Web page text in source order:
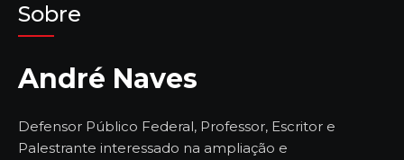
Sobre
André Naves
Defensor Público Federal, Professor, Escritor e
Palestrante interessado na ampliação e